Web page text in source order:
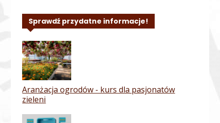
Sprawdź przydatne informacje!
Aranżacja ogrodów - kurs dla pasjonatów
zieleni